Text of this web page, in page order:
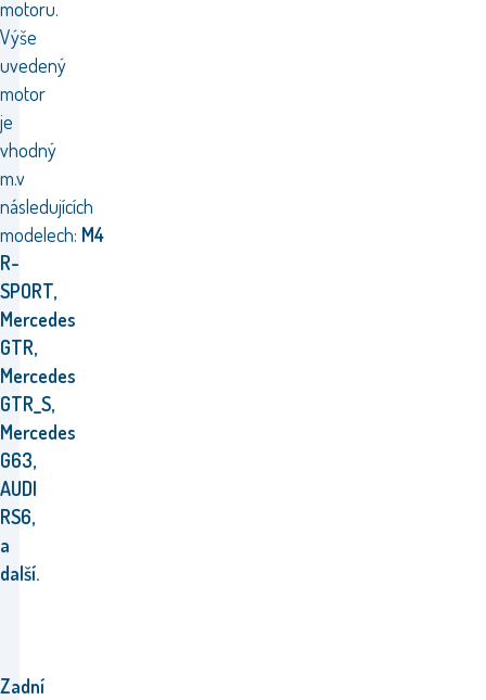
motoru.
Výše
uvedený
motor
je
vhodný
m.v
následujících
modelech: M4
R-
SPORT,
Mercedes
GTR,
Mercedes
GTR_S,
Mercedes
G63,
AUDI
RS6,
a
další.
Zadní